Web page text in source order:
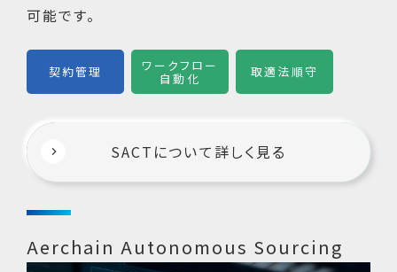
可能です。
契約管理 ワークフロー
自動化 取適法順守
SACTについて詳しく見る
Aerchain Autonomous Sourcing